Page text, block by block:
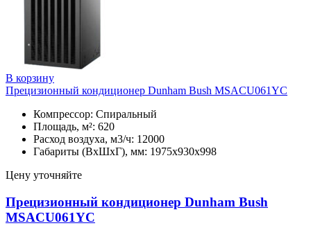
В корзину
Прецизионный кондиционер Dunham Bush MSACU061YC
Компрессор: Спиральный
Площадь, м²: 620
Расход воздуха, м3/ч: 12000
Габариты (ВхШхГ), мм: 1975х930х998
Цену уточняйте
Прецизионный кондиционер Dunham Bush
MSACU061YC